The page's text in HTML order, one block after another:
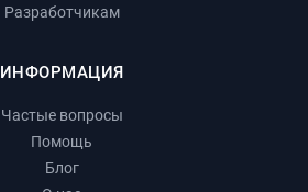
Разработчикам
ИНФОРМАЦИЯ
Частые вопросы
Помощь
Блог